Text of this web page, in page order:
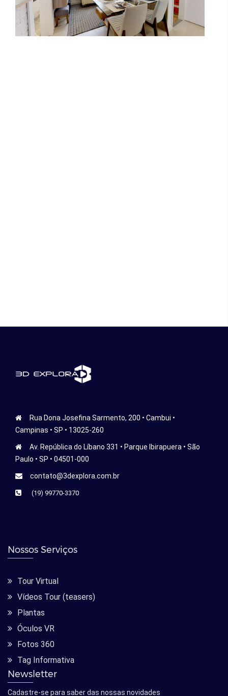
Rua Dona Josefina Sarmento, 200 • Cambui •
Campinas • SP • 13025-260
Av. República do Líbano 331 • Parque Ibirapuera • São
Paulo • SP • 04501-000
contato@3dexplora.com.br
(19) 99770-3370
Nossos Serviços
Tour Virtual
Vídeos Tour (teasers)
Plantas
Óculos VR
Fotos 360
Tag Informativa
Newsletter
Cadastre-se para saber das nossas novidades